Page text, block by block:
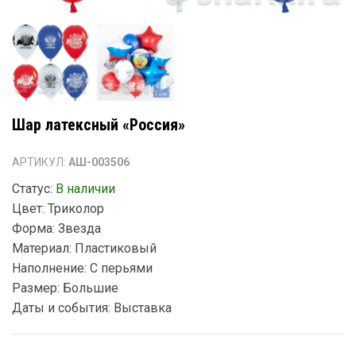
Шар латексный «Россия»
АРТИКУЛ: АШ-003506
Статус: В наличии
Цвет: Триколор
Форма: Звезда
Материал: Пластиковый
Наполнение: С перьями
Размер: Большие
Даты и события: Выставка